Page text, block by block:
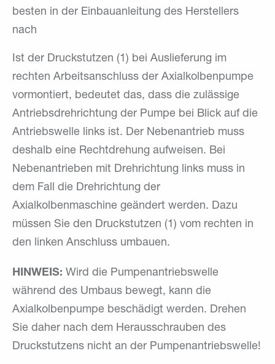
besten in der Einbauanleitung des Herstellers
nach
Ist der Druckstutzen (1) bei Auslieferung im
rechten Arbeitsanschluss der Axialkolbenpumpe
vormontiert, bedeutet das, dass die zulässige
Antriebsdrehrichtung der Pumpe bei Blick auf die
Antriebswelle links ist. Der Nebenantrieb muss
deshalb eine Rechtdrehung aufweisen. Bei
Nebenantrieben mit Drehrichtung links muss in
dem Fall die Drehrichtung der
Axialkolbenmaschine geändert werden. Dazu
müssen Sie den Druckstutzen (1) vom rechten in
den linken Anschluss umbauen.
HINWEIS: Wird die Pumpenantriebswelle
während des Umbaus bewegt, kann die
Axialkolbenpumpe beschädigt werden. Drehen
Sie daher nach dem Herausschrauben des
Druckstutzens nicht an der Pumpenantriebswelle!